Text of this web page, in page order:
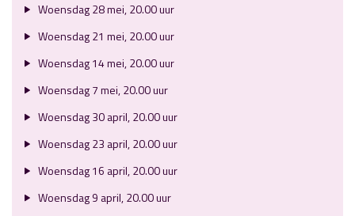
Woensdag 28 mei, 20.00 uur
Woensdag 21 mei, 20.00 uur
Woensdag 14 mei, 20.00 uur
Woensdag 7 mei, 20.00 uur
Woensdag 30 april, 20.00 uur
Woensdag 23 april, 20.00 uur
Woensdag 16 april, 20.00 uur
Woensdag 9 april, 20.00 uur